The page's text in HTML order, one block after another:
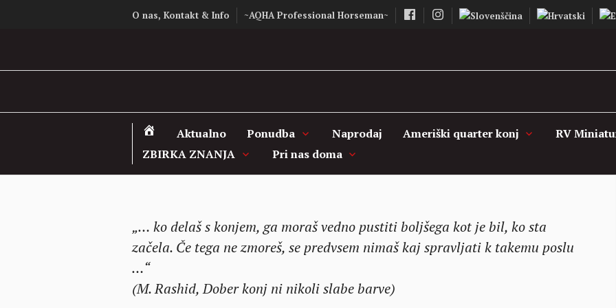
O nas, Kontakt & Info ~AQHA Professional Horseman~
Aktualno Ponudba Naprodaj Ameriški quarter konj
RV
ZBIRKA ZNANJA
Pri nas doma
„… ko delaš s konjem, ga moraš vedno pustiti boljšega kot je bil, ko sta
začela. Če tega ne zmoreš, se predvsem nimaš kaj spravljati k takemu poslu
…“
(M. Rashid, Dober konj ni nikoli slabe barve)